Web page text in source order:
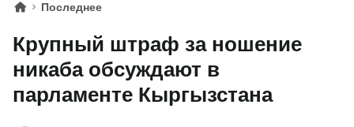
Последнее
Крупный штраф за ношение
никаба обсуждают в
парламенте Кыргызстана